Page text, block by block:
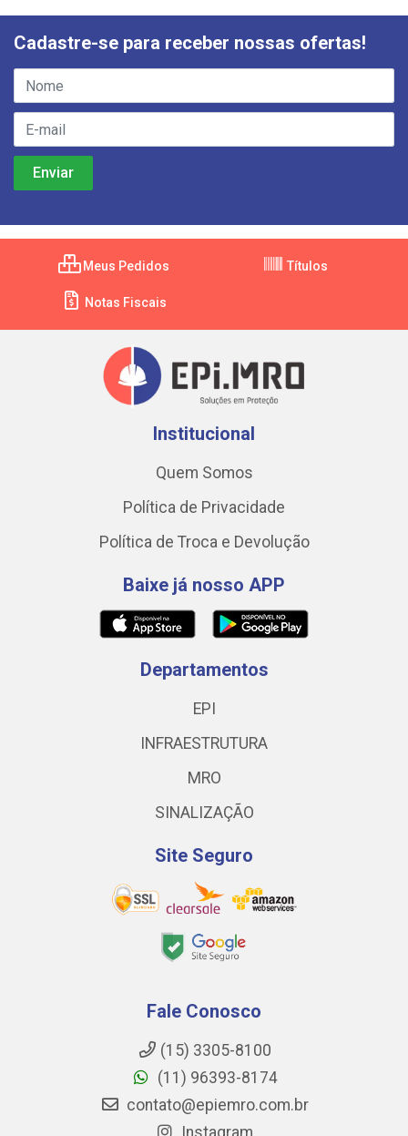
Cadastre-se para receber nossas ofertas!
Meus Pedidos Títulos
Notas Fiscais
Institucional
Quem Somos
Política de Privacidade
Política de Troca e Devolução
Baixe já nosso APP
Departamentos
EPI
INFRAESTRUTURA
MRO
SINALIZAÇÃO
Site Seguro
Fale Conosco
(15) 3305-8100
(11) 96393-8174
contato@epiemro.com.br